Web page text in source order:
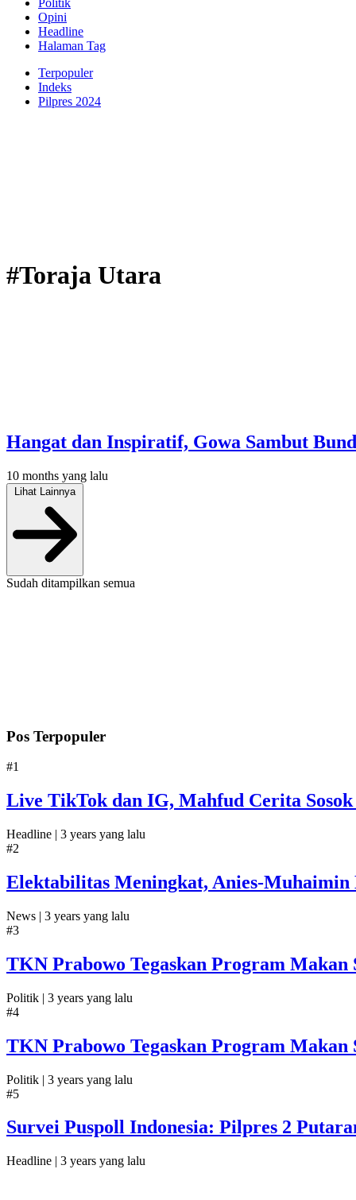
Opini
Headline
Halaman Tag
Terpopuler
Indeks
Pilpres 2024
#Toraja Utara
Hangat dan Inspiratif, Gowa Sambut
10 months yang lalu
Lihat Lainnya
Sudah ditampilkan semua
Pos Terpopuler
#1
Live TikTok dan IG, Mahfud Cerita
Headline | 3 years yang lalu
#2
Elektabilitas Meningkat, Anies-
News | 3 years yang lalu
#3
TKN Prabowo Tegaskan Program
Politik | 3 years yang lalu
#4
TKN Prabowo Tegaskan Program
Politik | 3 years yang lalu
#5
Survei Puspoll Indonesia: Pilpres 2
Headline | 3 years yang lalu